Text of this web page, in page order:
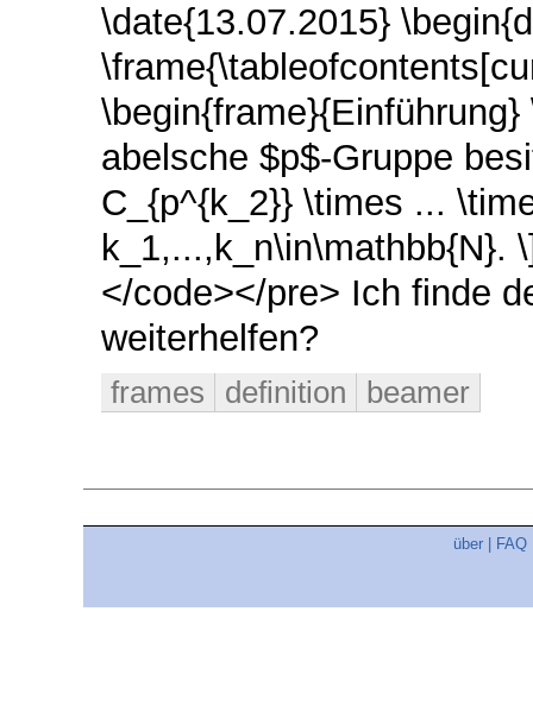
\date{13.07.2015}
abelsche $p$-Gruppe
C_{p^{k_2}} \times ...
k_1,...,k_n\in\mathbb{N}.
</code></pre> Ich finde
weiterhelfen?
frames definition beamer
über FAQ